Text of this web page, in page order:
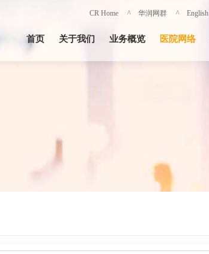
CR Home ^ 华润网群 ^ English
首页 关于我们 业务概览 医院网络